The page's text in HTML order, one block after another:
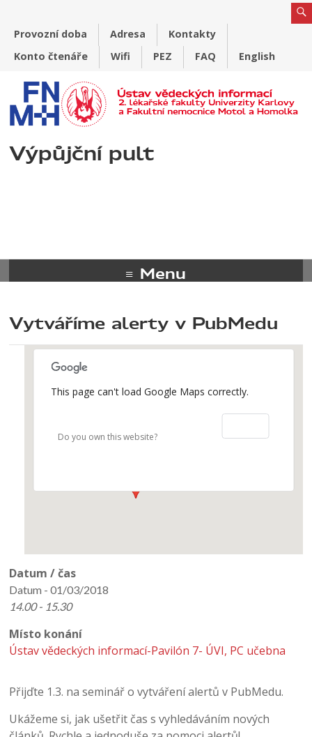
Provozní doba Adresa
Kontakty
Konto čtenáře
Wifi PEZ FAQ English
Výpůjční pult
Menu
Vytváříme alerty v PubMedu
V Úvalu 84 - Praha 5
This page can't load Google Maps correctly.
Do you own this website?
Datum / čas
Datum - 01/03/2018
14.00 - 15.30
Místo konání
Ústav vědeckých informací-Pavilón 7- ÚVI, PC učebna
Přijďte 1.3. na seminář o vytváření alertů v PubMedu.
Ukážeme si, jak ušetřit čas s vyhledáváním nových